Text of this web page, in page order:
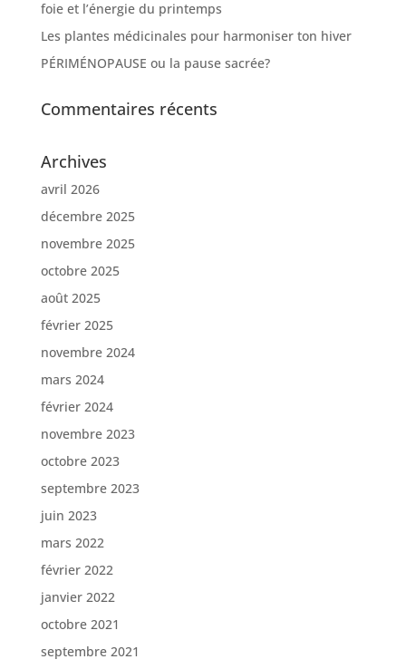
foie et l’énergie du printemps
Les plantes médicinales pour harmoniser ton hiver
PÉRIMÉNOPAUSE ou la pause sacrée?
Commentaires récents
Archives
avril 2026
décembre 2025
novembre 2025
octobre 2025
août 2025
février 2025
novembre 2024
mars 2024
février 2024
novembre 2023
octobre 2023
septembre 2023
juin 2023
mars 2022
février 2022
janvier 2022
octobre 2021
septembre 2021